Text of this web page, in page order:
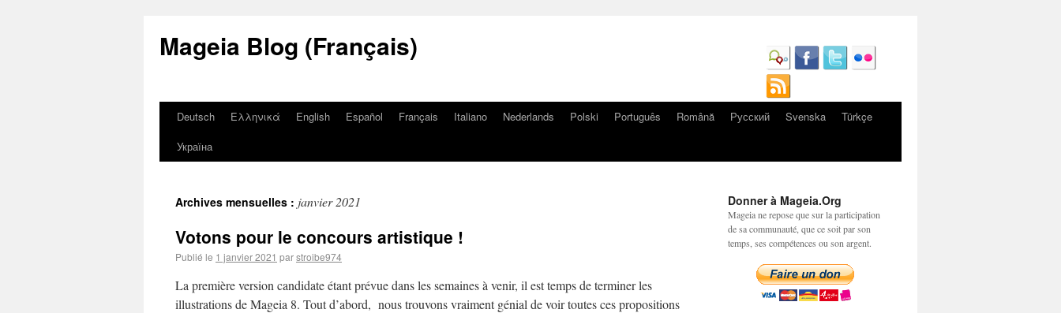
Mageia Blog (Français)
Deutsch Ελληνικά English Español Français Italiano Nederlands Polski Português Română Русский Svenska
Türkçe
Україна
Archives mensuelles : janvier 2021
Votons pour le concours artistique !
Publié le 1 janvier 2021 parstroibe974
La première version candidate étant prévue dans les semaines à venir, il est temps de terminer les
illustrations de Mageia 8. Tout d’abord, nous trouvons vraiment génial de voir toutes ces propositions
Donner à Mageia.Org
Mageia ne repose que sur la participation
de sa communauté, que ce soit par son
temps, ses compétences ou son argent.